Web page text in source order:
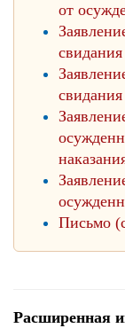
от
свидания
свидания
Письмо
Расширенная